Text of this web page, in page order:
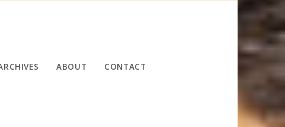
ABOUT CONTACT